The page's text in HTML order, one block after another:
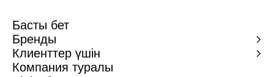
Басты бет
Бренды
Клиенттер үшін
Компания туралы
Басты бет
Бренды
Клиенттер үшін
Компания туралы